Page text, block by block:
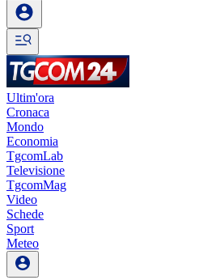
Ultim'ora
Cronaca
Mondo
Economia
TgcomLab
Televisione
TgcomMag
Video
Schede
Sport
Meteo